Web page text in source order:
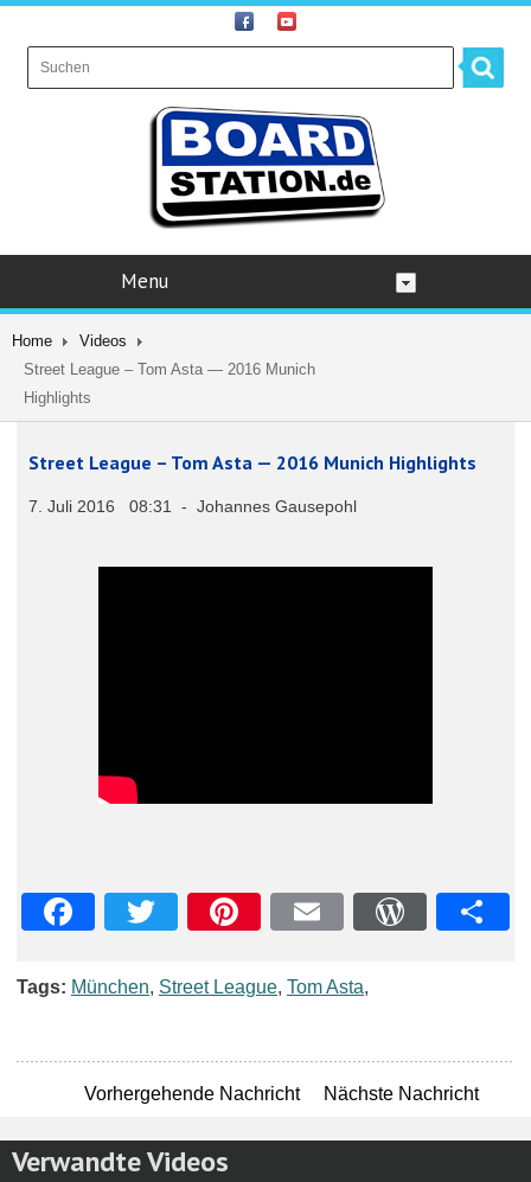
Menu
Home
Videos
Street League – Tom Asta — 2016 Munich
Highlights
Street League – Tom Asta — 2016 Munich Highlights
7. Juli 2016 08:31 - Johannes Gausepohl
Tags: München, Street League, Tom Asta,
Vorhergehende Nachricht Nächste Nachricht
Verwandte Videos